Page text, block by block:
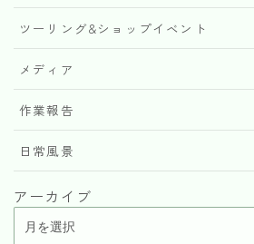
ツーリング&ショップイベント
メディア
作業報告
日常風景
アーカイブ